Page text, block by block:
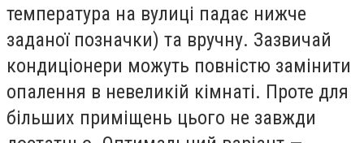
температура на вулиці падає нижче
заданої позначки) та вручну. Зазвичай
кондиціонери можуть повністю замінити
опалення в невеликій кімнаті. Проте для
більших приміщень цього не завжди